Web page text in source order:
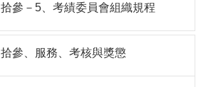
拾參－5、考績委員會組織規程
拾參、服務、考核與獎懲